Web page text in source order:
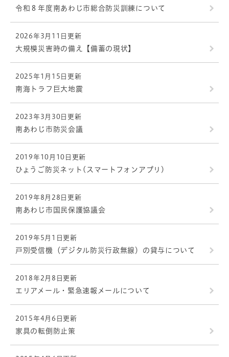
令和８年度南あわじ市総合防災訓練について
2026年3月11日更新
大規模災害時の備え【備蓄の現状】
2025年1月15日更新
南海トラフ巨大地震
2023年3月30日更新
南あわじ市防災会議
2019年10月10日更新
ひょうご防災ネット(スマートフォンアプリ)
2019年8月28日更新
南あわじ市国民保護協議会
2019年5月1日更新
戸別受信機（デジタル防災行政無線）の貸与について
2018年2月8日更新
エリアメール・緊急速報メールについて
2015年4月6日更新
家具の転倒防止策